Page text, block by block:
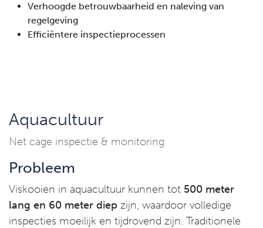
Verhoogde betrouwbaarheid en naleving van
regelgeving
Efficiëntere inspectieprocessen
Aquacultuur
Net cage inspectie & monitoring
Probleem
Viskooien in aquacultuur kunnen tot 500 meter
lang en 60 meter diep zijn, waardoor volledige
inspecties moeilijk en tijdrovend zijn. Traditionele